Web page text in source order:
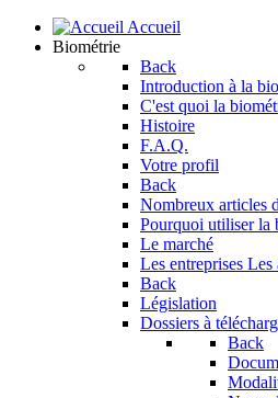
Accueil
Biométrie
Back
Introduction à la
C'est quoi la
Histoire
F.A.Q.
Votre profil
Back
Nombreux articles
Pourquoi utiliser la
Le marché
Les entreprises Les
Back
Législation
Dossiers à
Back